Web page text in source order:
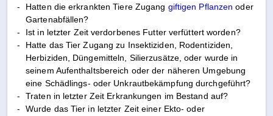
-
Hatten die erkrankten Tiere Zugang giftigen Pflanzen oder
Gartenabfällen?
-
Ist in letzter Zeit verdorbenes Futter verfüttert worden?
-
Hatte das Tier Zugang zu Insektiziden, Rodentiziden,
Herbiziden, Düngemitteln, Silierzusätze, oder wurde in
seinem Aufenthaltsbereich oder der näheren Umgebung
eine Schädlings- oder Unkrautbekämpfung durchgeführt?
-
Traten in letzter Zeit Erkrankungen im Bestand auf?
-
Wurde das Tier in letzter Zeit einer Ekto- oder